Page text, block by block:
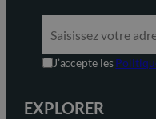
J’accepte les
EXPLORER